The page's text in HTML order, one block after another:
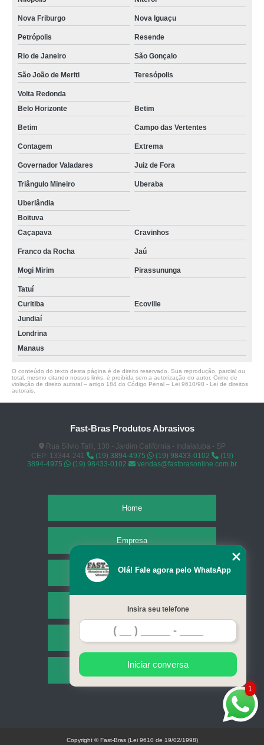
Nova Friburgo Nova Iguaçu
Petrópolis Resende
Rio de Janeiro São Gonçalo
São João de Meriti Teresópolis
Volta Redonda
Belo Horizonte
Betim
Betim Campo das Vertentes
Contagem Extrema
Governador Valadares Juiz de Fora
Triângulo Mineiro Uberaba
Uberlândia
Boituva
Caçapava
Cravinhos
Franco da Rocha Jaú
Mogi Mirim Pirassununga
Tatuí
Curitiba
Ecoville
Jundiaí
Londrina
Manaus
O conteúdo do texto desta página é de direito reservado. Sua reprodução, parcial ou
total, mesmo citando nossos links, é proibida sem a autorização do autor. Crime de
violação de direito autoral – artigo 184 do Código Penal – Lei 9610/98 - Lei de direitos
autorais
Fast-Bras Produtos Abrasivos
Rua Sílvio Talli, 130 - Jardim Califórnia - Indaiatuba - SP
CEP: 13344-241
(19) 3894-4975 (19) 98433-0102
(19)
3894-4975
(19) 98433-0102 vendas@fastbrasonline.com.br
Home
Empresa
Missão
Serviços
Contato
Mapa do site
1
Olá! Fale agora pelo WhatsApp
Insira seu telefone
Iniciar conversa
Copyright © Fast-Bras (Lei 9610 de 19/02/1998)